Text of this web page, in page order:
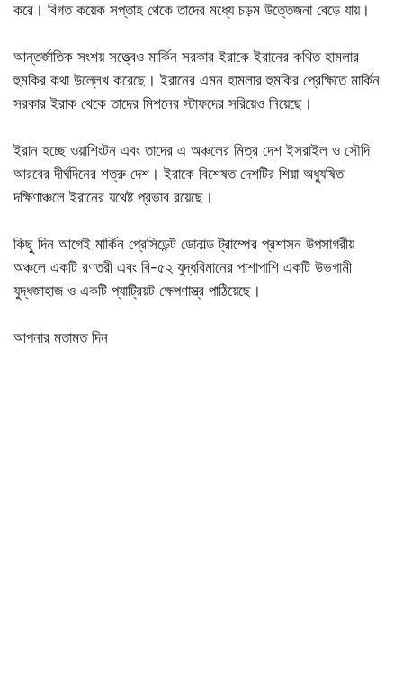
করে। বিগত কয়েক সপ্তাহ থেকে তাদের মধ্যে চড়ম উত্তেজনা বেড়ে যায়।
আন্তর্জাতিক সংশয় সত্ত্বেও মার্কিন সরকার ইরাকে ইরানের কথিত হামলার
হুমকির কথা উল্লেখ করেছে। ইরানের এমন হামলার হুমকির প্রেক্ষিতে মার্কিন
সরকার ইরাক থেকে তাদের মিশনের স্টাফদের সরিয়েও নিয়েছে।
ইরান হচ্ছে ওয়াশিংটন এবং তাদের এ অঞ্চলের মিত্র দেশ ইসরাইল ও সৌদি
আরবের দীর্ঘদিনের শত্রু দেশ। ইরাকে বিশেষত দেশটির শিয়া অধ্যুষিত
দক্ষিণাঞ্চলে ইরানের যথেষ্ট প্রভাব রয়েছে।
কিছু দিন আগেই মার্কিন প্রেসিডেন্ট ডোনাল্ড ট্রাম্পের প্রশাসন উপসাগরীয়
অঞ্চলে একটি রণতরী এবং বি-৫২ যুদ্ধবিমানের পাশাপাশি একটি উভগামী
যুদ্ধজাহাজ ও একটি প্যাট্রিয়ট ক্ষেপণাস্ত্র পাঠিয়েছে।
আপনার মতামত দিন